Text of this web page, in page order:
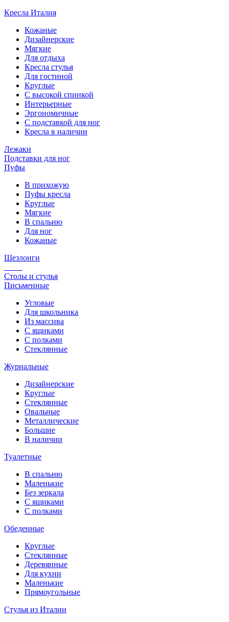
Кресла Италия
Кожаные
Дизайнерские
Мягкие
Для отдыха
Кресла стулья
Для гостиной
Круглые
С высокой спинкой
Интерьерные
Эргономичные
С подставкой для ног
Кресла в наличии
Лежаки
Подставки для ног
Пуфы
В прихожую
Пуфы кресла
Круглые
Мягкие
В спальню
Для ног
Кожаные
Шезлонги
Столы и стулья
Письменные
Угловые
Для школьника
Из массива
С ящиками
С полками
Стеклянные
Журнальные
Дизайнерские
Круглые
Стеклянные
Овальные
Металлические
Большие
В наличии
Туалетные
В спальню
Маленькие
Без зеркала
С ящиками
С полками
Обеденные
Круглые
Стеклянные
Деревянные
Для кухни
Маленькие
Прямоугольные
Стулья из Италии